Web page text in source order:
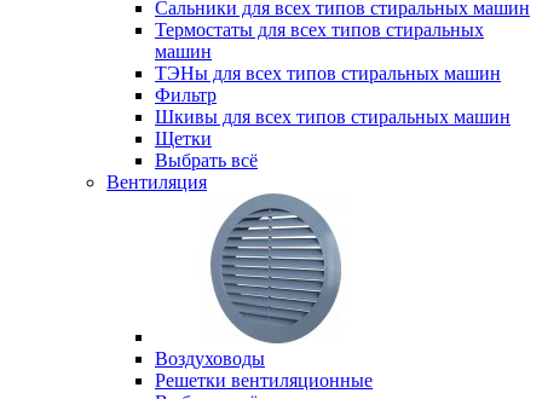
Сальники для всех типов стиральных машин
Термостаты для всех типов стиральных
машин
ТЭНы для всех типов стиральных машин
Фильтр
Шкивы для всех типов стиральных машин
Щетки
Выбрать всё
Вентиляция
Воздуховоды
Решетки вентиляционные